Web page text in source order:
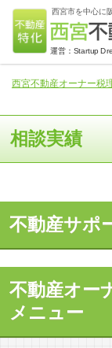
西宮市を中心に
運営：Startup
西宮不動産オーナー税
相談実績
不動産サポ
不動産オー
メニュー